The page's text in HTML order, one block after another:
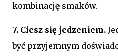
kombinację smaków.
7. Ciesz się jedzeniem.
być przyjemnym